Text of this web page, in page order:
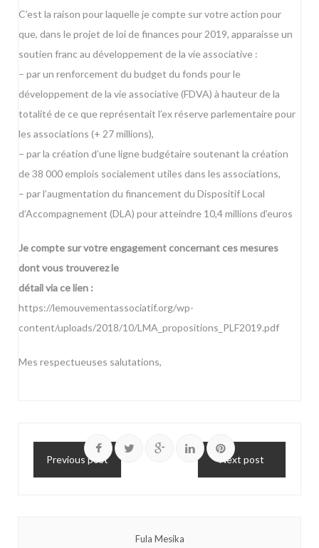
C’est la raison pour laquelle je compte sur votre action pour
que, dans le projet de loi de finances pour 2019, apparaisse un
soutien franc au développement de la vie associative :
– par un renforcement du budget du fonds pour le
développement de la vie associative (FDVA) à hauteur de la
totalité de ce que représentait l’ex réserve parlementaire pour
les associations (+ 27 millions),
– par la création d’une ligne budgétaire soutenant la création
de 38 000 emplois socialement utiles dans les associations,
– par l’augmentation du financement du Dispositif Local
d’Accompagnement (DLA) pour atteindre 10,4 millions d’euros
Je compte sur votre engagement concernant ces mesures
dont vous trouverez le
détail via ce lien :
https://lemouvementassociatif.org/wp-
content/uploads/2018/10/LMA_propositions_PLF2019.pdf
Mes respectueuses salutations,
Previous post Next post
Fula Mesika